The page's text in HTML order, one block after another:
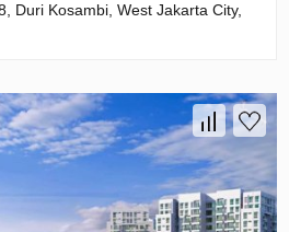
Duri Kosambi, West Jakarta City,